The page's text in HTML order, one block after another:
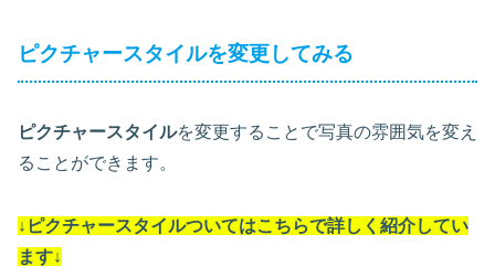
ピクチャースタイルを変更してみる
ピクチャースタイルを変更することで写真の雰囲気を変え
ることができます。
↓ ピクチャースタイルついてはこちらで詳しく紹介してい
ます↓